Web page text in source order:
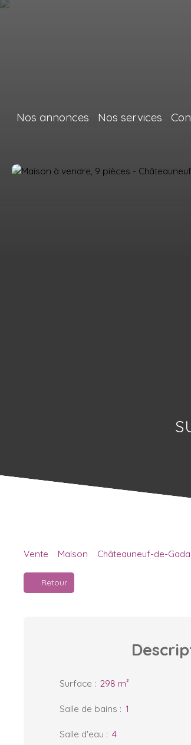
Nos annonces Nos services
Vente Maison Châteauneuf-de-
Retour
Surface : 298 m²
Salle de bains : 1
Salle d'eau : 4